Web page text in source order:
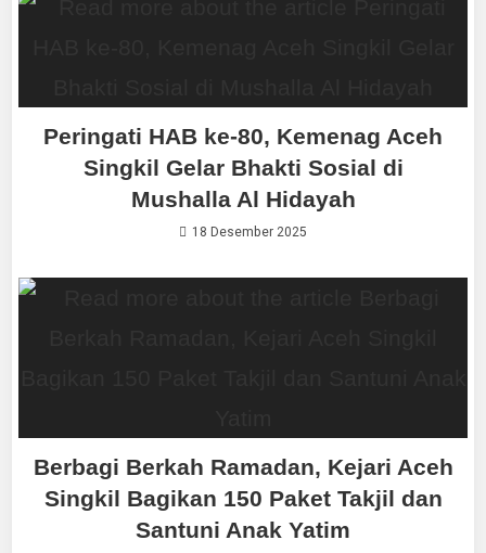
Peringati HAB ke-80, Kemenag Aceh
Singkil Gelar Bhakti Sosial di
Mushalla Al Hidayah
18 Desember 2025
Berbagi Berkah Ramadan, Kejari Aceh
Singkil Bagikan 150 Paket Takjil dan
Santuni Anak Yatim